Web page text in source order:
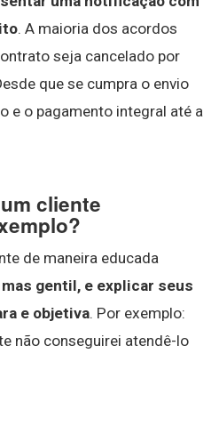
. A maioria dos acordos
seja cancelado por
que se cumpra o envio
e o pagamento integral até a
cliente
de maneira educada
gentil, e explicar seus
e objetiva. Por exemplo:
não conseguirei atendê-lo